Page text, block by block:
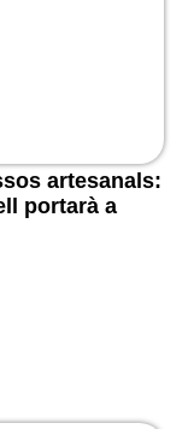
artesanals:
portarà a